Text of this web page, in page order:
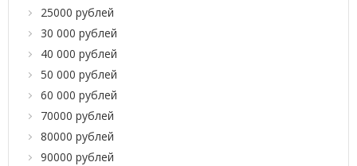
25000 рублей
30 000 рублей
40 000 рублей
50 000 рублей
60 000 рублей
70000 рублей
80000 рублей
90000 рублей